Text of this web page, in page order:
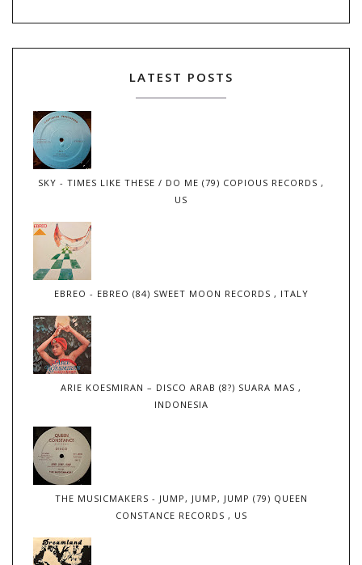
LATEST POSTS
SKY - TIMES LIKE THESE / DO ME (79) COPIOUS RECORDS ,
US
EBREO - EBREO (84) SWEET MOON RECORDS , ITALY
ARIE KOESMIRAN – DISCO ARAB (8?) SUARA MAS ,
INDONESIA
THE MUSICMAKERS - JUMP, JUMP, JUMP (79) QUEEN
CONSTANCE RECORDS , US